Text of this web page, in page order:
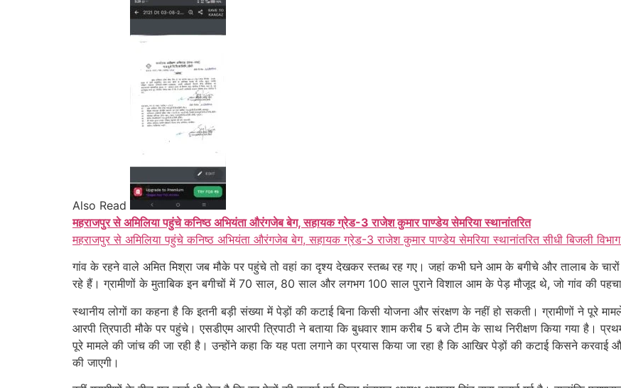
Also Read
महराजपुर से अमिलिया पहुंचे कनिष्ठ अभियंता औरंगजेब बेग, सहायक ग्रेड-3 राजेश कुमार पाण्डेय सेमरिया स्थानांतरित
महराजपुर से अमिलिया पहुंचे कनिष्ठ अभियंता औरंगजेब बेग, सहायक ग्रेड-3 राजेश कुमार पाण्डेय सेमरिया स्थानांतरित सीधी बिजली
गांव के रहने वाले अमित मिश्रा जब मौके पर पहुंचे तो वहां का दृश्य देखकर स्तब्ध रह गए। जहां कभी घने आम के बगीचे और तालाब के
रहे हैं। ग्रामीणों के मुताबिक इन बगीचों में 70 साल, 80 साल और लगभग 100 साल पुराने विशाल आम के पेड़ मौजूद थे, जो गांव की
स्थानीय लोगों का कहना है कि इतनी बड़ी संख्या में पेड़ों की कटाई बिना किसी योजना और संरक्षण के नहीं हो सकती। ग्रामीणों ने पूरे
आरपी त्रिपाठी मौके पर पहुंचे। एसडीएम आरपी त्रिपाठी ने बताया कि बुधवार शाम करीब 5 बजे टीम के साथ निरीक्षण किया गया है।
पूरे मामले की जांच की जा रही है। उन्होंने कहा कि यह पता लगाने का प्रयास किया जा रहा है कि आखिर पेड़ों की कटाई किसने करवाई
की जाएगी।